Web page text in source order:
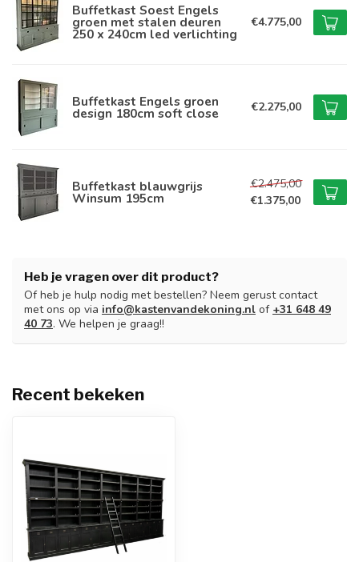
Buffetkast Soest Engels
groen met stalen deuren
250 x 240cm led verlichting
€4.775,00
Buffetkast Engels groen
design 180cm soft close €2.275,00
Buffetkast blauwgrijs
Winsum 195cm
€2.475,00
€1.375,00
Heb je vragen over dit product?
Of heb je hulp nodig met bestellen? Neem gerust contact
met ons op via info@kastenvandekoning.nl of +31 648 49
40 73. We helpen je graag!!
Recent bekeken